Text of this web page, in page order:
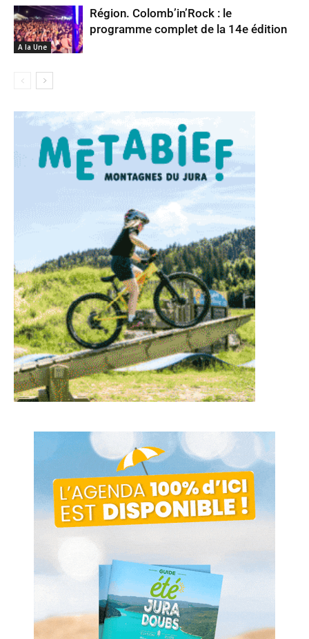
A la Une
Région. Colomb’in’Rock : le
programme complet de la 14e édition